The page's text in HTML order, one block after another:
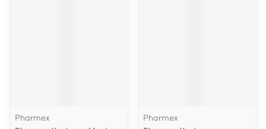
Pharmex
Pharmex